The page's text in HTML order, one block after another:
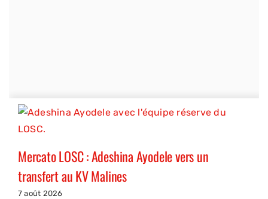
Mercato LOSC : Adeshina Ayodele vers un
transfert au KV Malines
7 août 2026